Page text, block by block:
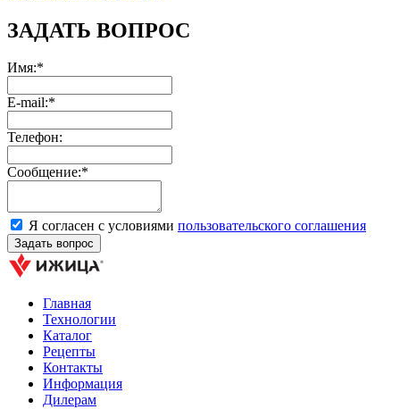
ЗАДАТЬ ВОПРОС
Имя:*
E-mail:*
Телефон:
Сообщение:*
Я согласен с условиями пользовательского соглашения
Главная
Технологии
Каталог
Рецепты
Контакты
Информация
Дилерам